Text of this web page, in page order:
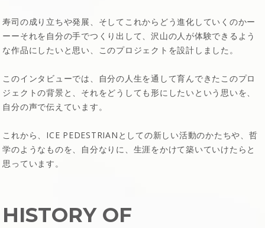
寿司の成り立ちや発展、そしてこれからどう進化していくのかー
ーーそれを自分の手でつくり出して、沢山の人が体験できるよう
な作品にしたいと思い、このプロジェクトを設計しました。
このインタビューでは、自分の人生を通して育んできたこのプロ
ジェクトの背景と、それをどうしても形にしたいという思いを、
自分の声で伝えています。
これから、ICE PEDESTRIANとしての新しい活動のかたちや、哲
学のようなものを、自分なりに、生涯をかけて築いていけたらと
思っています。
HISTORY OF